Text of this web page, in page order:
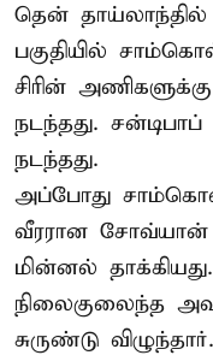
தென்
பகுதியில்
சிரின்
நடந்தது.
நடந்தது.
அப்போது
வீரரான சோவ்யான்
மின்னல்
நிலைகுலைந்த
சுருண்டு